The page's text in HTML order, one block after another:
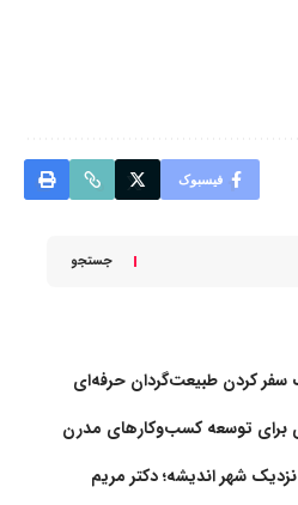
فیسبوک
جستجو
سفر کردن طبیعت‌گردان حرفه‌ای
برای توسعه کسب‌وکارهای مدرن
شهر اندیشه؛ دکتر مریم